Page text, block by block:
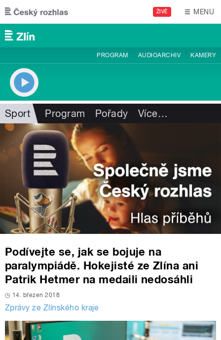
Přejít k hlavnímu obsahu
ŽIVĚ MENU
PROGRAM AUDIOARCHIV KAMERY
Sport Program Pořady Více…
Podívejte se, jak se bojuje na
paralympiádě. Hokejisté ze Zlína ani
Patrik Hetmer na medaili nedosáhli
14. březen 2018
Zprávy ze Zlínského kraje